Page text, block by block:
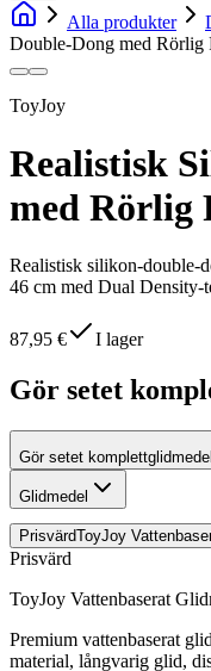
Alla produkter
Double-Dong med Rörlig
ToyJoy
Realistisk
med Rörlig
Realistisk silikon-double-
46 cm med Dual Density-
87,95 € I lager
Gör setet
Gör setet komplett
Glidmedel
PrisvärdToyJoy
Prisvärd
ToyJoy Vattenbaserat
Premium vattenbaserat
material, långvarig glid,